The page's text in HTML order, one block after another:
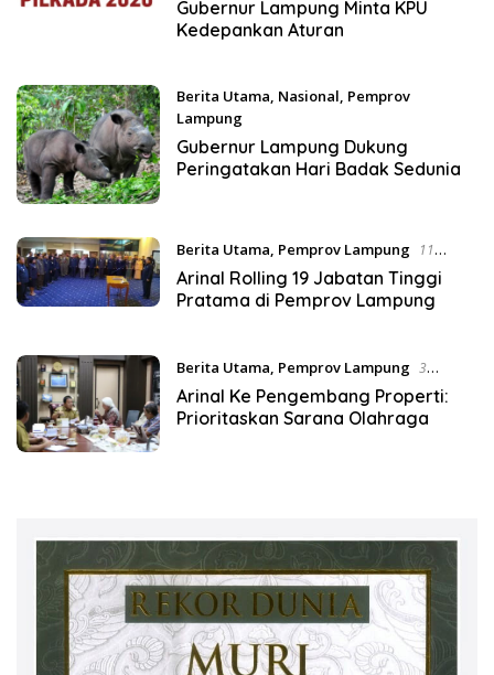
Gubernur Lampung Minta KPU
Kedepankan Aturan
Berita Utama, Nasional, Pemprov
Lampung
27 Oktober 2019
Gubernur Lampung Dukung
Peringatakan Hari Badak Sedunia
Berita Utama, Pemprov Lampung
11
Oktober 2019
Arinal Rolling 19 Jabatan Tinggi
Pratama di Pemprov Lampung
Berita Utama, Pemprov Lampung 3
Oktober 2019
Arinal Ke Pengembang Properti:
Prioritaskan Sarana Olahraga